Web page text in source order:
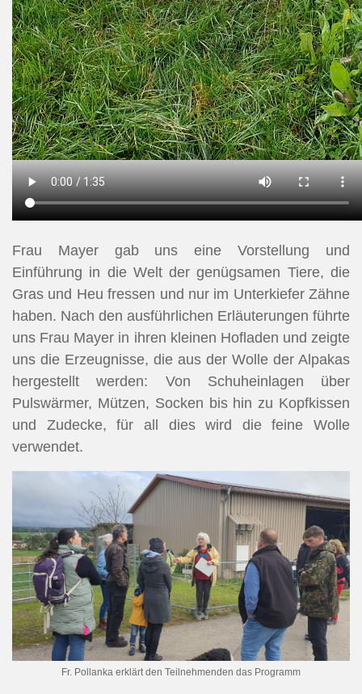
Frau Mayer gab uns eine Vorstellung und
Einführung in die Welt der genügsamen Tiere, die
Gras und Heu fressen und nur im Unterkiefer Zähne
haben. Nach den ausführlichen Erläuterungen führte
uns Frau Mayer in ihren kleinen Hofladen und zeigte
uns die Erzeugnisse, die aus der Wolle der Alpakas
hergestellt werden: Von Schuheinlagen über
Pulswärmer, Mützen, Socken bis hin zu Kopfkissen
und Zudecke, für all dies wird die feine Wolle
verwendet.
Fr. Pollanka erklärt den Teilnehmenden das Programm